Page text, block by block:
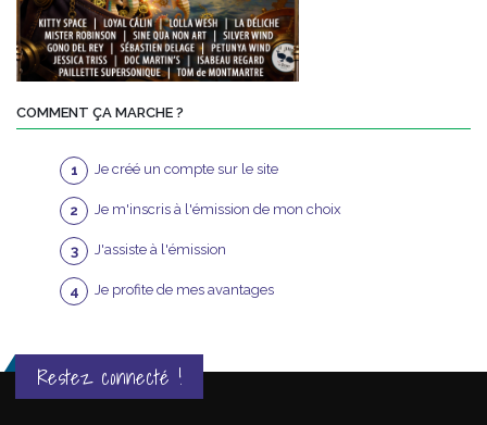
COMMENT ÇA MARCHE ?
Je créé un compte sur le site
Je m'inscris à l'émission de mon choix
J'assiste à l'émission
Je profite de mes avantages
Restez connecté !